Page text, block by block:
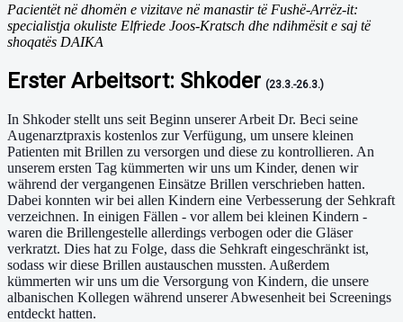
Pacientët në dhomën e vizitave në manastir të Fushë-Arrëz-it:
specialistja okuliste Elfriede Joos-Kratsch dhe ndihmësit e saj të
shoqatës DAIKA
Erster Arbeitsort: Shkoder (23.3.-26.3.)
In Shkoder stellt uns seit Beginn unserer Arbeit Dr. Beci seine
Augenarztpraxis kostenlos zur Verfügung, um unsere kleinen
Patienten mit Brillen zu versorgen und diese zu kontrollieren. An
unserem ersten Tag kümmerten wir uns um Kinder, denen wir
während der vergangenen Einsätze Brillen verschrieben hatten.
Dabei konnten wir bei allen Kindern eine Verbesserung der Sehkraft
verzeichnen. In einigen Fällen - vor allem bei kleinen Kindern -
waren die Brillengestelle allerdings verbogen oder die Gläser
verkratzt. Dies hat zu Folge, dass die Sehkraft eingeschränkt ist,
sodass wir diese Brillen austauschen mussten. Außerdem
kümmerten wir uns um die Versorgung von Kindern, die unsere
albanischen Kollegen während unserer Abwesenheit bei Screenings
entdeckt hatten.